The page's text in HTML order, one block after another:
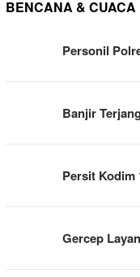
BENCANA & CUACA
Personil
Banjir
Persit Kodim
Gercep